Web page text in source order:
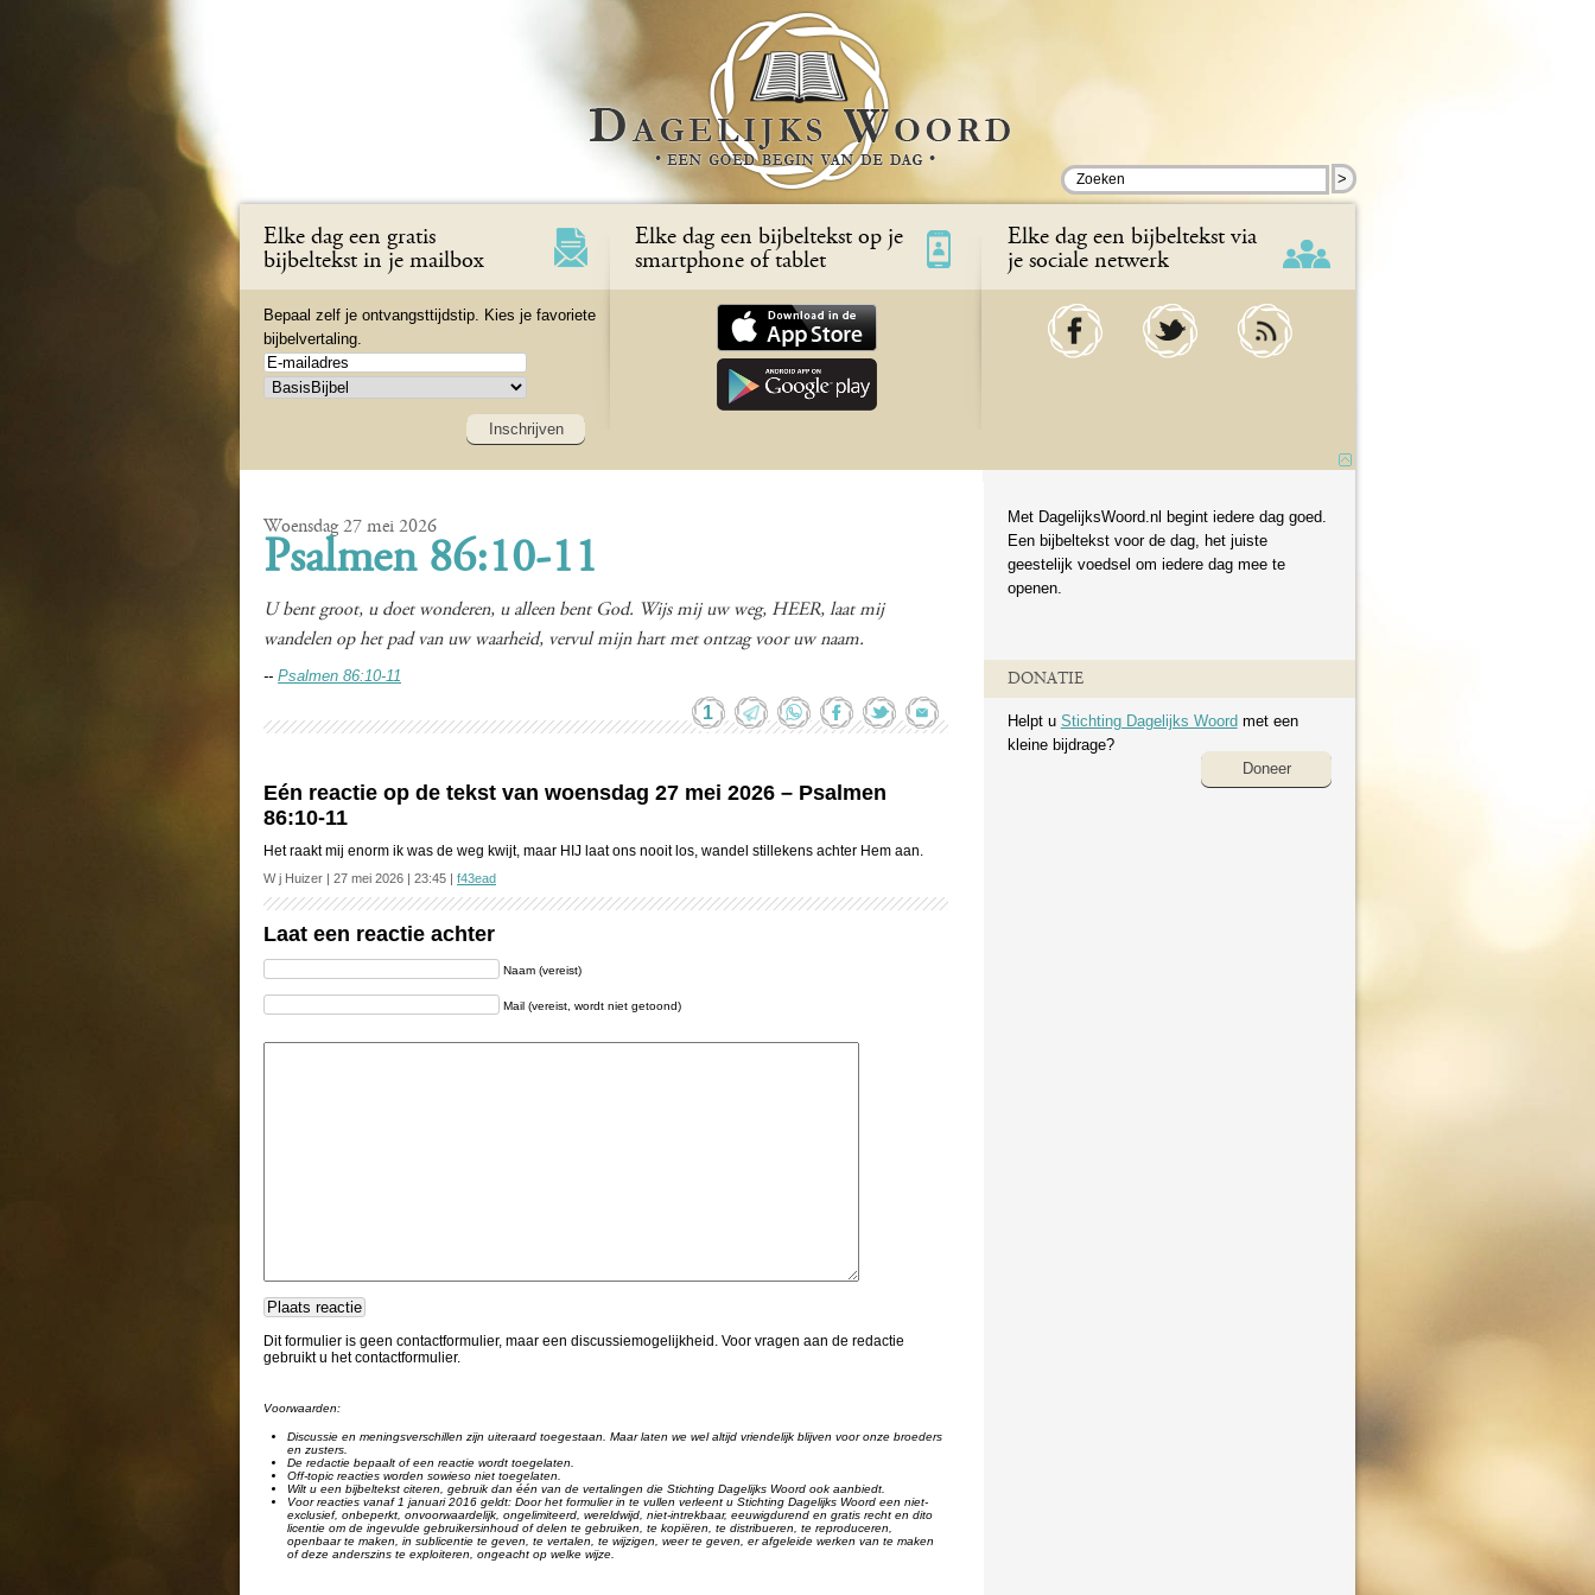
>
Elke dag een gratis
bijbeltekst in je mailbox
Bepaal zelf je ontvangsttijdstip. Kies je favoriete
bijbelvertaling.
Inschrijven
Elke dag een bijbeltekst op je
smartphone of tablet
Elke dag een bijbeltekst via
je sociale netwerk
Woensdag 27 mei 2026
Psalmen 86:10-11
U bent groot, u doet wonderen, u alleen bent God. Wijs mij uw weg, HEER, laat mij
wandelen op het pad van uw waarheid, vervul mijn hart met ontzag voor uw naam.
-- Psalmen 86:10-11
1
Eén reactie op de tekst van woensdag 27 mei 2026 – Psalmen
86:10-11
Het raakt mij enorm ik was de weg kwijt, maar HIJ laat ons nooit los, wandel stillekens achter Hem aan.
W j Huizer | 27 mei 2026 | 23:45 | f43ead
Laat een reactie achter
Naam (vereist)
Mail (vereist, wordt niet getoond)
Dit formulier is geen contactformulier, maar een discussiemogelijkheid. Voor vragen aan de redactie
gebruikt u het contactformulier.
Voorwaarden:
Discussie en meningsverschillen zijn uiteraard toegestaan. Maar laten we wel altijd vriendelijk blijven voor onze broeders
en zusters.
De redactie bepaalt of een reactie wordt toegelaten.
Off-topic reacties worden sowieso niet toegelaten.
Wilt u een bijbeltekst citeren, gebruik dan één van de vertalingen die Stichting Dagelijks Woord ook aanbiedt.
Voor reacties vanaf 1 januari 2016 geldt: Door het formulier in te vullen verleent u Stichting Dagelijks Woord een niet-
exclusief, onbeperkt, onvoorwaardelijk, ongelimiteerd, wereldwijd, niet-intrekbaar, eeuwigdurend en gratis recht en dito
licentie om de ingevulde gebruikersinhoud of delen te gebruiken, te kopiëren, te distribueren, te reproduceren,
openbaar te maken, in sublicentie te geven, te vertalen, te wijzigen, weer te geven, er afgeleide werken van te maken
of deze anderszins te exploiteren, ongeacht op welke wijze.
Met DagelijksWoord.nl begint iedere dag goed.
Een bijbeltekst voor de dag, het juiste
geestelijk voedsel om iedere dag mee te
openen.
DONATIE
Helpt u Stichting Dagelijks Woord met een
kleine bijdrage?
Doneer